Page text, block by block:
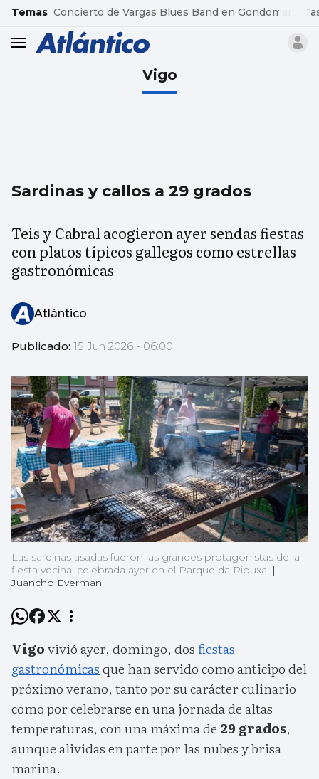
common.go-to-content
Temas Concierto de Vargas Blues Band en Gondomar
header.menu.open
Vigo
Sardinas y callos a 29 grados
Teis y Cabral acogieron ayer sendas fiestas
con platos típicos gallegos como estrellas
gastronómicas
Atlántico
Publicado: 15 Jun 2026 - 06:00
Las sardinas asadas fueron las grandes protagonistas de la
fiesta vecinal celebrada ayer en el Parque da Riouxa. |
Juancho Everman
Vigovivió ayer, domingo, dosfiestas
gastronómicasque han servido como anticipo del
próximo verano, tanto por su carácter culinario
como por celebrarse en una jornada de altas
temperaturas, con una máxima de 29 grados,
aunque alividas en parte por las nubes y brisa
marina.